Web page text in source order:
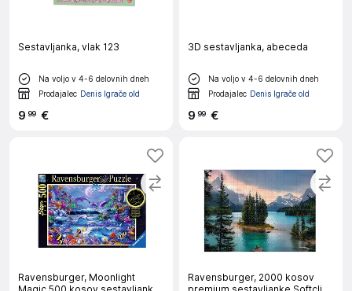
Sestavljanka, vlak 123
Na voljo v 4-6 delovnih dneh
Prodajalec Denis Igrače old
9 99 €
3D sestavljanka, abeceda
Na voljo v 4-6 delovnih dneh
Prodajalec Denis Igrače old
9 99 €
Ravensburger, Moonlight
Ravensburger, 2000 kosov